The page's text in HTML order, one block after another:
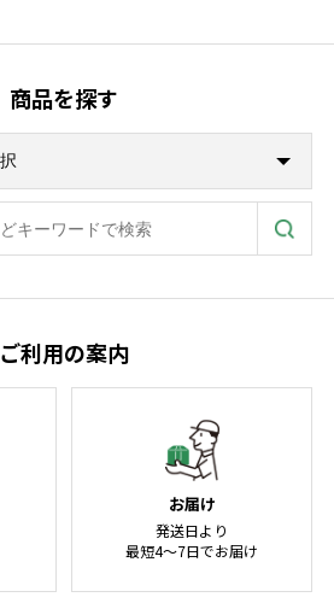
商品を探す
ご利用の案内
お届け
発送日より
最短4～7日でお届け